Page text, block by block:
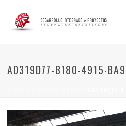
AD319D77-B180-4915-